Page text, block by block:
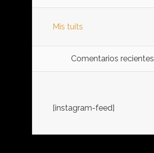
Mis tuits
Comentarios recientes
[instagram-feed]